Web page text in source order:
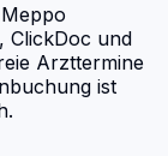
ClickDoc und
Arzttermine
ist